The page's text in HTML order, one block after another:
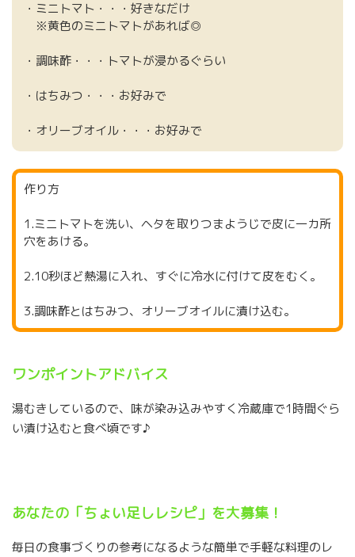
・ミニトマト・・・好きなだけ
※黄色のミニトマトがあれば◎
・調味酢・・・トマトが浸かるぐらい
・はちみつ・・・お好みで
・オリーブオイル・・・お好みで
作り方
1.ミニトマトを洗い、ヘタを取りつまようじで皮に一カ所
穴をあける。
2.10秒ほど熱湯に入れ、すぐに冷水に付けて皮をむく。
3.調味酢とはちみつ、オリーブオイルに漬け込む。
ワンポイントアドバイス
湯むきしているので、味が染み込みやすく冷蔵庫で1時間ぐら
い漬け込むと食べ頃です♪
あなたの「ちょい足しレシピ」を大募集！
毎日の食事づくりの参考になるような簡単で手軽な料理のレ